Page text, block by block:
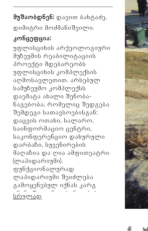
მუშაობდნენ: დავით ბახტაძე,
დიმიტრი მოძმანიშვილი.
კონცეფცია:
უფლისციხის არქეოლოგიური
მუზეუმის რეაბილიტაციის
პროექტი მდებარეობს
უფლისციხის კომპლექსის
აღმოსავლეთით. არსებულ
სამუზეუმო კომპლექსს
დაემატა ახალი შენობა-
ნაგებობა, რომელიც შედგება
შემდეგი სათავსოებისგან:
დაცვის ოთახი, სალარო,
საინფორმაციო ცენტრი,
საკონფერენციო დახურული
დარბაზი, სუვენირების
მაღაზია და ღია ამფითეატრი
(ლაპიდარიუმი).
ფუნქციონალურად
ლაპიდარიუმი შეიძლება
გამოყენებულ იქნას კარგ
ამინდში კონფერენციების და
სხვადასხვა წარმოდგენების
სრულად